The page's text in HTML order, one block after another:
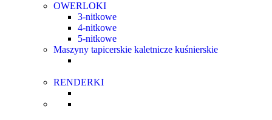
OWERLOKI
3-nitkowe
4-nitkowe
5-nitkowe
Maszyny tapicerskie kaletnicze kuśnierskie
RENDERKI